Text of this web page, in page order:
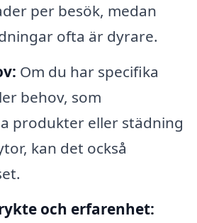
per besök, medan
ofta är dyrare.
Om du har specifika
behov, som
produkter eller städning
kan det också
och erfarenhet: